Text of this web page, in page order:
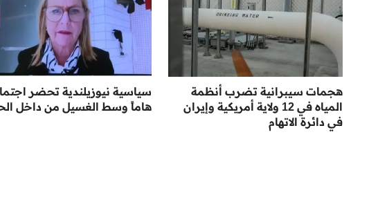
هجمات سيبرانية تضرب أنظمة
المياه في 12 ولاية أمريكية وإيران
في دائرة الاتهام
سياسية نيوزيلندية تحضر
هاماً وسط الغسيل من داخل